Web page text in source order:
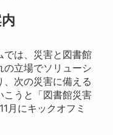
では、災害と図書館
の立場でソリューシ
、次の災害に備える
こうと「図書館災害
月にキックオフミ